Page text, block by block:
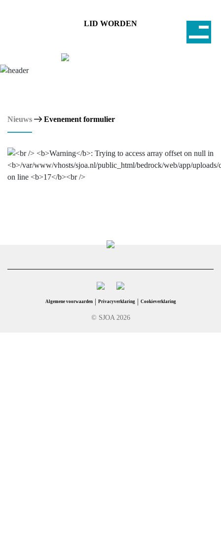
LID WORDEN
Nieuws Evenement formulier
© SJOA 2026
Algemene voorwaarden | Privacyverklaring | Cookieverklaring